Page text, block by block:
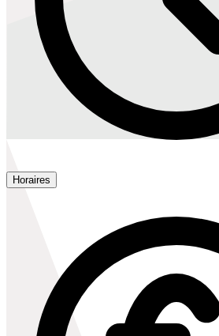
Horaires